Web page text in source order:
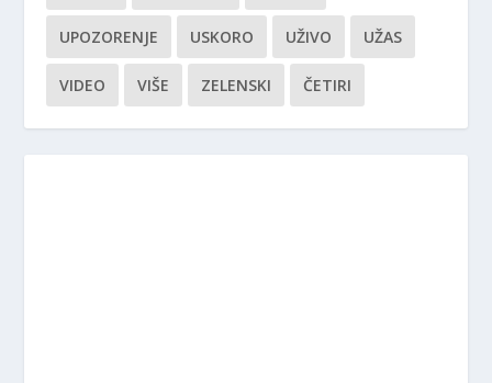
UPOZORENJE USKORO UŽIVO UŽAS
VIDEO VIŠE ZELENSKI ČETIRI